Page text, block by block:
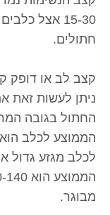
חתולים.
קצב לב או דופק
ניתן לעשות זאת
החתול בגובה
לכלב מגזע גדול
מבוגר.